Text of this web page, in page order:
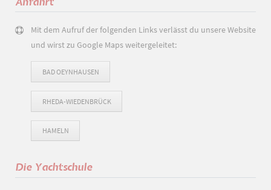
Mit dem Aufruf der folgenden Links verlässt du unsere Website
und wirst zu Google Maps weitergeleitet:
BAD OEYNHAUSEN
RHEDA-WIEDENBRÜCK
HAMELN
Die Yachtschule